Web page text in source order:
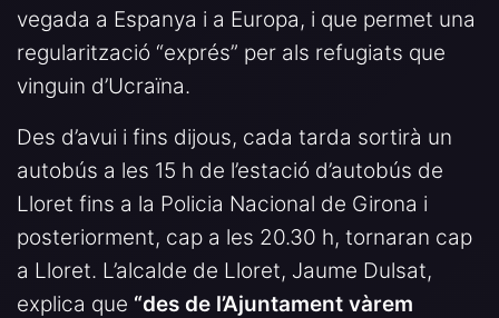
vegada a Espanya i a Europa, i que permet una
regularització “exprés” per als refugiats que
vinguin d’Ucraïna.
Des d’avui i fins dijous, cada tarda sortirà un
autobús a les 15 h de l’estació d’autobús de
Lloret fins a la Policia Nacional de Girona i
posteriorment, cap a les 20.30 h, tornaran cap
a Lloret. L’alcalde de Lloret, Jaume Dulsat,
explica que “des de l’Ajuntament vàrem